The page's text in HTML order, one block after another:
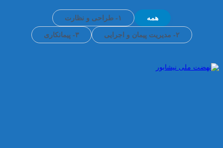
همه ۱- طراحی و نظارت
۲- مدیریت پیمان و اجرایی ۳- پیمانکاری